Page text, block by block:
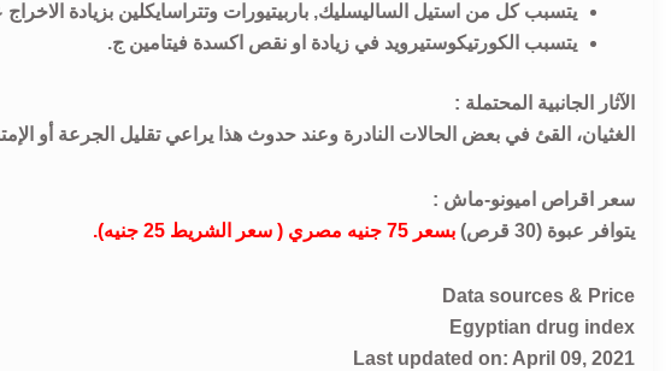
يتسبب كل من استيل الساليسليك, باربيتيورات وتتراسايكلين بزيادة
يتسبب الكورتيكوستيرويد في زيادة او نقص اكسدة فيتامين ج.
الآثار الجانبية المحتملة :
الغثيان، القئ في بعض الحالات النادرة وعند حدوث هذا يراعي تقليل الجرعة أو
سعر اقراص اميونو-ماش :
يتوافر عبوة (30 قرص)
بسعر 75 جنيه مصري ( سعر الشريط 25 جنيه).
Data sources & Price
Egyptian drug index
Last updated on: April 09, 2021